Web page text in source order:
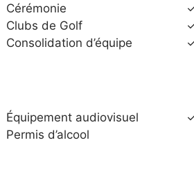
Cérémonie
Clubs de Golf
Consolidation d’équipe
Équipement audiovisuel
Permis d’alcool